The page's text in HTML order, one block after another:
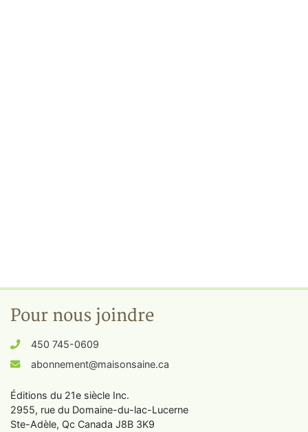
Pour nous joindre
450 745-0609
abonnement@maisonsaine.ca
Éditions du 21e siècle Inc.
2955, rue du Domaine-du-lac-Lucerne
Ste-Adèle, Qc Canada J8B 3K9